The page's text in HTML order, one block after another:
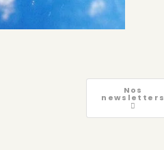
Nos
newsletters